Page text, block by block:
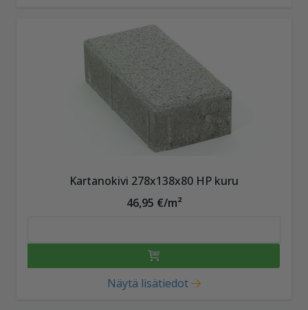
Kartanokivi 278x138x80 HP kuru
46,95 €/m²
Näytä lisätiedot